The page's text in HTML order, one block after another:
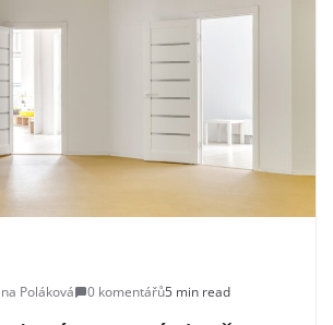
Poláková 0 komentářů5 min read